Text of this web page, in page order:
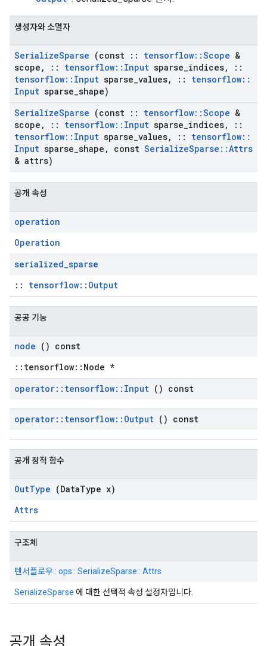
생성자와 소멸자
SerializeSparse (const :: tensorflow::Scope &
scope , :: tensorflow:: Input sparse indices,
::
tensorflow:: Input sparse values, :: tensorflow::
Input sparse shape)
SerializeSparse (const :: tensorflow::Scope &
scope , :: tensorflow:: Input sparse indices,
::
tensorflow:: Input sparse values, :: tensorflow::
Input sparse shape , const SerializeSparse ::Attrs
& attrs)
공개 속성
operation
Operation
serialized_sparse
:: tensorflow::Output
공공 기능
node () const
::tensorflow::Node *
operator:: tensorflow:: Input () const
operator:: tensorflow:: Output () const
공개 정적 함수
OutType (DataType x)
Attrs
구조체
텐서플로우:: ops:: SerializeSparse:: Attrs
SerializeSparse 에 대한 선택적 속성 설정자입니다.
공개 속성